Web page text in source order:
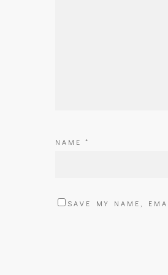
NAME *
SAVE MY NAME,